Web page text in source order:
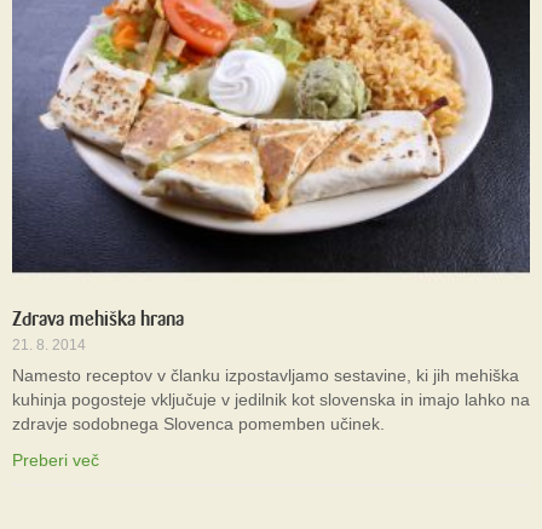
Zdrava mehiška hrana
21. 8. 2014
Namesto receptov v članku izpostavljamo sestavine, ki jih mehiška
kuhinja pogosteje vključuje v jedilnik kot slovenska in imajo lahko na
zdravje sodobnega Slovenca pomemben učinek.
Preberi več